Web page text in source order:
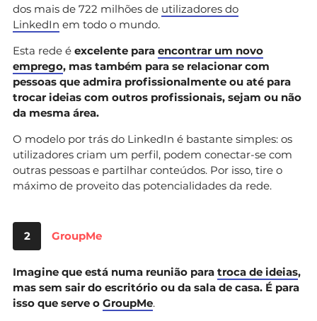
dos mais de 722 milhões de utilizadores do
LinkedIn em todo o mundo.
Esta rede é excelente para encontrar um novo
emprego, mas também para se relacionar com
pessoas que admira profissionalmente ou até para
trocar ideias com outros profissionais, sejam ou não
da mesma área.
O modelo por trás do LinkedIn é bastante simples: os
utilizadores criam um perfil, podem conectar-se com
outras pessoas e partilhar conteúdos. Por isso, tire o
máximo de proveito das potencialidades da rede.
2 GroupMe
Imagine que está numa reunião para troca de ideias,
mas sem sair do escritório ou da sala de casa. É para
isso que serve o GroupMe.